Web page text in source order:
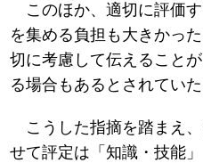
このほか、適切に評価
を集める負担も大きかっ
切に考慮して伝えること
る場合もあるとされていた
こうした指摘を踏まえ
せて評定は「知識・技能